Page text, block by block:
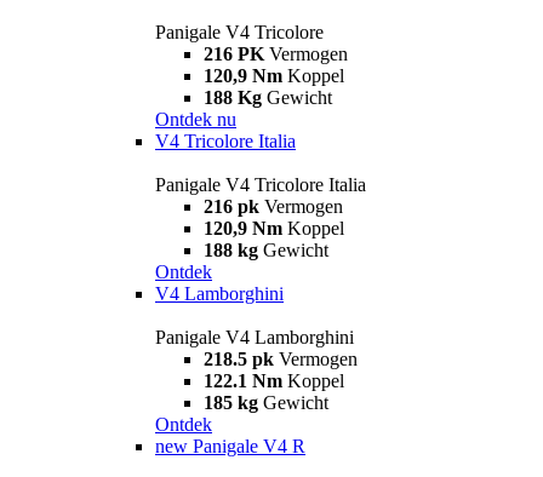
Panigale V4 Tricolore
216 PK Vermogen
120,9 Nm Koppel
188 Kg Gewicht
Ontdek nu
V4 Tricolore Italia
Panigale V4 Tricolore Italia
216 pk Vermogen
120,9 Nm Koppel
188 kg Gewicht
Ontdek
V4 Lamborghini
Panigale V4 Lamborghini
218.5 pk Vermogen
122.1 Nm Koppel
185 kg Gewicht
Ontdek
new Panigale V4 R